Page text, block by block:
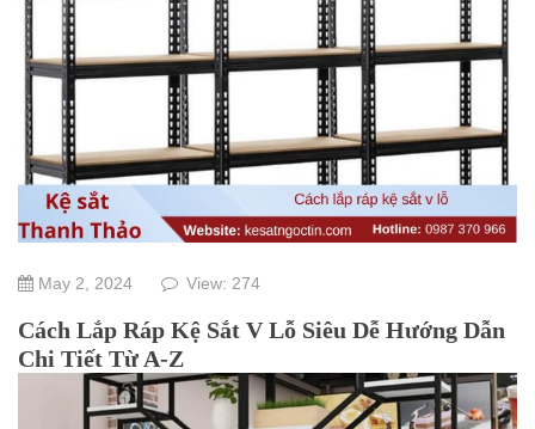
May 2, 2024 View: 274
Cách Lắp Ráp Kệ Sắt V Lỗ Siêu Dễ Hướng Dẫn
Chi Tiết Từ A-Z